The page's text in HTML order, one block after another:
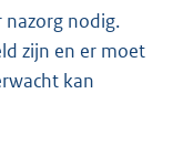
nazorg nodig.
zijn en er moet
kan